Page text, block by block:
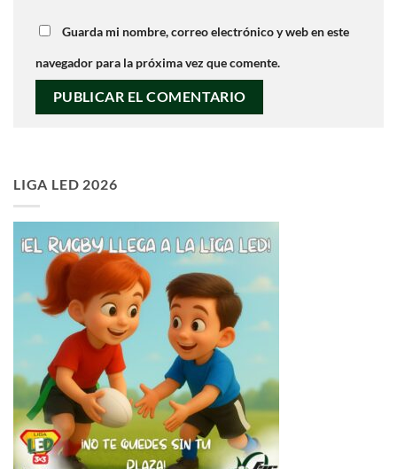
Guarda mi nombre, correo electrónico y web en este
navegador para la próxima vez que comente.
LIGA LED 2026